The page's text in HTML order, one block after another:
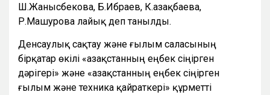
Ш.Жанысбекова, Б.Ибраев, К.Қазақбаева,
Р.Машурова лайық деп танылды.
Денсаулық сақтау және ғылым саласының
бірқатар өкілі «Қазақстанның еңбек сіңірген
дәрігері» және «Қазақстанның еңбек сіңірген
ғылым және техника қайраткері» құрметті